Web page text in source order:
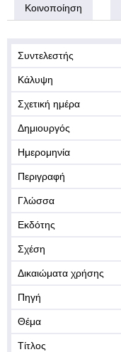
Κοινοποίηση
Συντελεστής
Κάλυψη
Σχετική ημέρα
Δημιουργός
Ημερομηνία
Περιγραφή
Γλώσσα
Εκδότης
Σχέση
Δικαιώματα χρήσης
Πηγή
Θέμα
Τίτλος